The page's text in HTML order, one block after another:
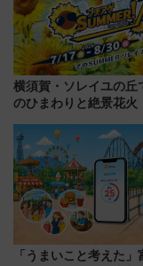
横須賀・ソレイユの丘
のひまわりと絶景花火
帰りお出かけ最新情報
7月17日～開催）
「うまいこと考えた」